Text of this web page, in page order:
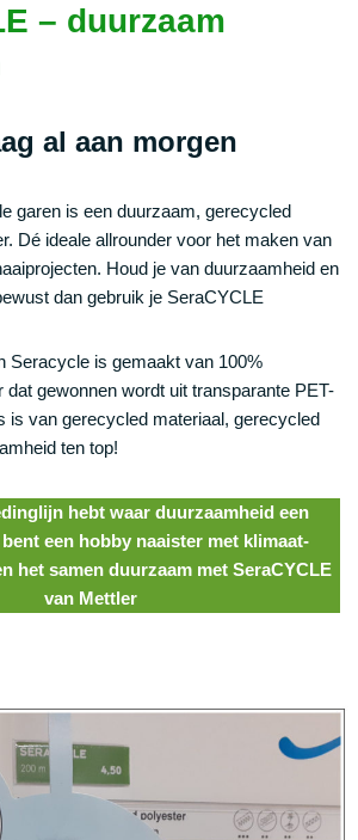
– duurzaam
al aan morgen
garen is een duurzaam, gerecycled
Dé ideale allrounder voor het maken van
Houd je van duurzaamheid en
dan gebruik je SeraCYCLE
Seracycle is gemaakt van 100%
gewonnen wordt uit transparante PET-
is van gerecycled materiaal, gerecycled
ten top!
hebt waar duurzaamheid een
een hobby naaister met klimaat-
het samen duurzaam met SeraCYCLE
van Mettler